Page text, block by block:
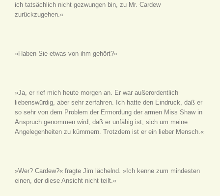
ich tatsächlich nicht gezwungen bin, zu Mr. Cardew
zurückzugehen.«
»Haben Sie etwas von ihm gehört?«
»Ja, er rief mich heute morgen an. Er war außerordentlich
liebenswürdig, aber sehr zerfahren. Ich hatte den Eindruck, daß er
so sehr von dem Problem der Ermordung der armen Miss Shaw in
Anspruch genommen wird, daß er unfähig ist, sich um meine
Angelegenheiten zu kümmern. Trotzdem ist er ein lieber Mensch.«
»Wer? Cardew?« fragte Jim lächelnd. »Ich kenne zum mindesten
einen, der diese Ansicht nicht teilt.«